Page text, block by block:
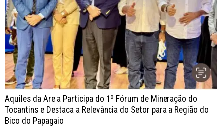
Aquiles da Areia Participa do 1º Fórum de Mineração do
Tocantins e Destaca a Relevância do Setor para a Região do
Bico do Papagaio